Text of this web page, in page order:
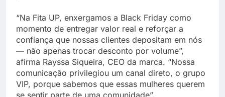
“Na Fita UP, enxergamos a Black Friday como
momento de entregar valor real e reforçar a
confiança que nossas clientes depositam em nós
— não apenas trocar desconto por volume”,
afirma Rayssa Siqueira, CEO da marca. “Nossa
comunicação privilegiou um canal direto, o grupo
VIP, porque sabemos que essas mulheres querem
se sentir parte de uma comunidade”.